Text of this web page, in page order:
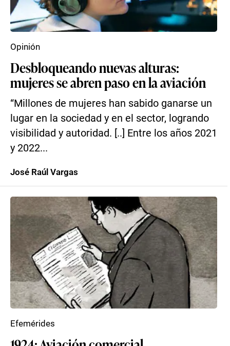
Desbloqueando nuevas alturas:
mujeres se abren paso en la aviación
“Millones de mujeres han sabido ganarse un
lugar en la sociedad y en el sector, logrando
visibilidad y autoridad. [..] Entre los años 2021
y 2022...
Opinión
José Raúl Vargas
Efemérides